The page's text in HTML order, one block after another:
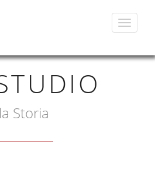
Toggle
la Storia